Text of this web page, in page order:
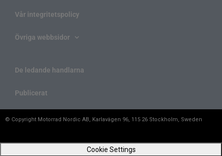
Vår integritetspolicy
Övriga webbsidor
De ledande handlarna
Publicerat
© Copyright Motorrad Nordic AB, Karlavägen 96, 115 26 Stockholm, Sweden
Cookie Settings